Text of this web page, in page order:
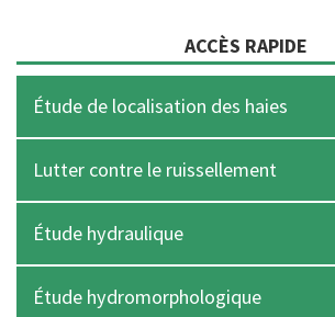
ACCÈS RAPIDE
Étude de localisation des haies
Lutter contre le ruissellement
Étude hydraulique
Étude hydromorphologique